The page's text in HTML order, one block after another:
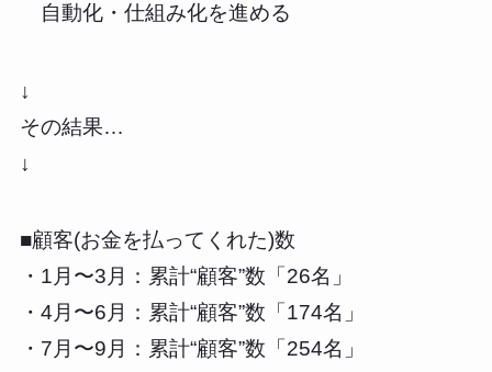
自動化・仕組み化を進める
↓
その結果…
↓
■顧客(お金を払ってくれた)数
・1月〜3月：累計“顧客”数「26名」
・4月〜6月：累計“顧客”数「174名」
・7月〜9月：累計“顧客”数「254名」